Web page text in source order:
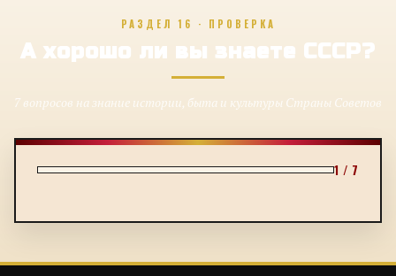
РАЗДЕЛ 16 · ПРОВЕРКА
А хорошо ли вы знаете СССР?
7 вопросов на знание истории, быта и культуры Страны Советов
1 / 7